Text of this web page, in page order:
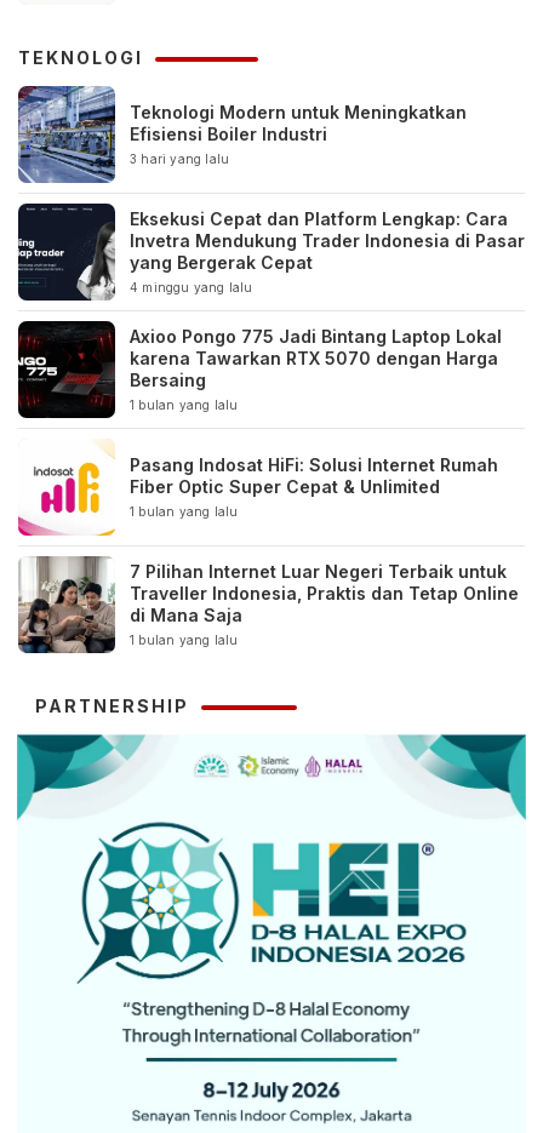
TEKNOLOGI
Teknologi Modern untuk Meningkatkan
Efisiensi Boiler Industri
3 hari yang lalu
Eksekusi Cepat dan Platform Lengkap: Cara
Invetra Mendukung Trader Indonesia di Pasar
yang Bergerak Cepat
4 minggu yang lalu
Axioo Pongo 775 Jadi Bintang Laptop Lokal
karena Tawarkan RTX 5070 dengan Harga
Bersaing
1 bulan yang lalu
Pasang Indosat HiFi: Solusi Internet Rumah
Fiber Optic Super Cepat & Unlimited
1 bulan yang lalu
7 Pilihan Internet Luar Negeri Terbaik untuk
Traveller Indonesia, Praktis dan Tetap Online
di Mana Saja
1 bulan yang lalu
PARTNERSHIP